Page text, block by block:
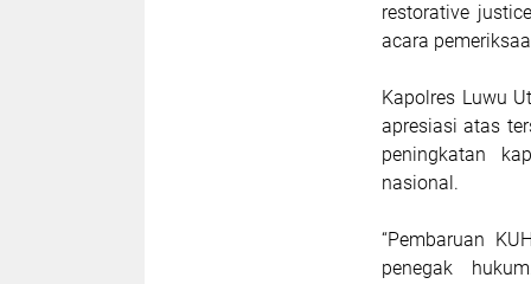
restorative
acara
Kapolres Luwu
apresiasi atas
peningkatan
nasional.
“Pembaruan
penegak